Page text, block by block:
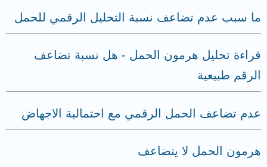
ما سبب عدم تضاعف نسبة التحليل الرقمي للحمل
قراءة تحليل هرمون الحمل - هل نسبة تضاعف
الرقم طبيعية
عدم تضاعف الحمل الرقمي مع احتمالية الاجهاض
هرمون الحمل لا يتضاعف